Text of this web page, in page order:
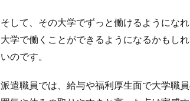
そして、その大学でずっと働けるようにな
大学で働くことができるようになるかもし
いのです。
派遣職員では、給与や福利厚生面で大学職